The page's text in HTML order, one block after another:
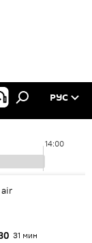
РУС
14:00
31 мин